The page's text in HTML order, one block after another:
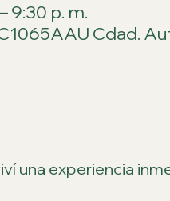
9:30 p. m.
Cdad.
una experiencia